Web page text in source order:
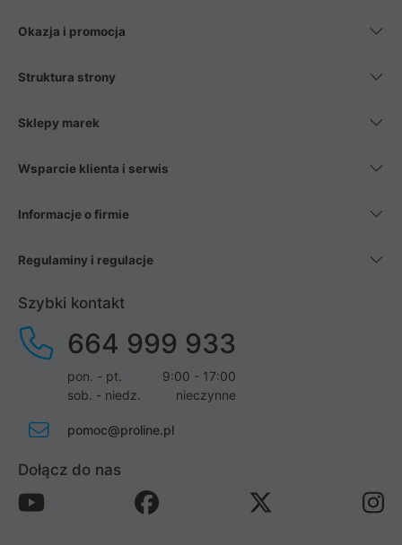
Okazja i promocja
Struktura strony
Sklepy marek
Wsparcie klienta i serwis
Informacje o firmie
Regulaminy i regulacje
Szybki kontakt
664 999 933
pon. - pt.
9:00 - 17:00
sob. - niedz.
nieczynne
pomoc@proline.pl
Dołącz do nas